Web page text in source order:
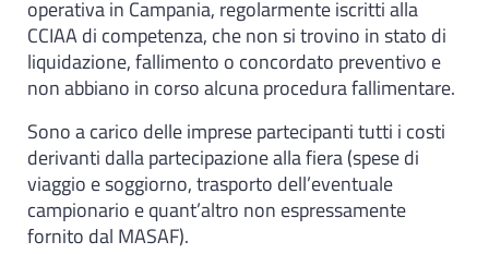
operativa in Campania, regolarmente iscritti alla
CCIAA di competenza, che non si trovino in stato di
liquidazione, fallimento o concordato preventivo e
non abbiano in corso alcuna procedura fallimentare.
Sono a carico delle imprese partecipanti tutti i costi
derivanti dalla partecipazione alla fiera (spese di
viaggio e soggiorno, trasporto dell’eventuale
campionario e quant’altro non espressamente
fornito dal MASAF).